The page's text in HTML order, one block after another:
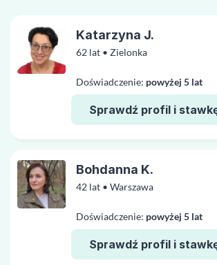
62 lat • Zielonka
Doświadczenie: powyżej 5 lat
Sprawdź profil i
Katarzyna J.
42 lat • Warszawa
Doświadczenie: powyżej 5 lat
Sprawdź profil i
Bohdanna K.